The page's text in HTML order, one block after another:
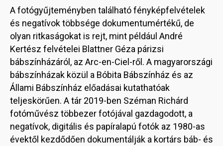
A fotógyűjteményben található fényképfelvételek
és negatívok többsége dokumentumértékű, de
olyan ritkaságokat is rejt, mint például André
Kertész felvételei Blattner Géza párizsi
bábszínházáról, az Arc-en-Ciel-ről. A magyarországi
bábszínházak közül a Bóbita Bábszínház és az
Állami Bábszínház előadásai kutathatóak
teljeskörűen. A tár 2019-ben Széman Richárd
fotóművész többezer fotójával gazdagodott, a
negatívok, digitális és papíralapú fotók az 1980-as
évektől kezdődően dokumentálják a kortárs báb- és